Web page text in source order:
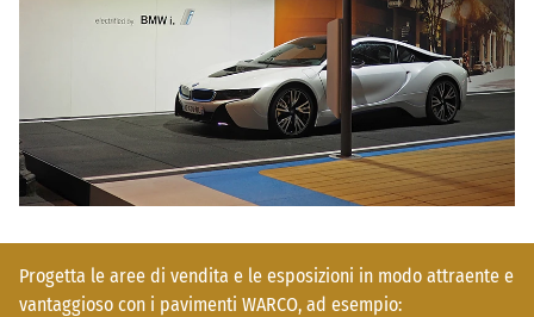
Progetta le aree di vendita e le esposizioni in modo attraente e
vantaggioso con i pavimenti WARCO, ad esempio: